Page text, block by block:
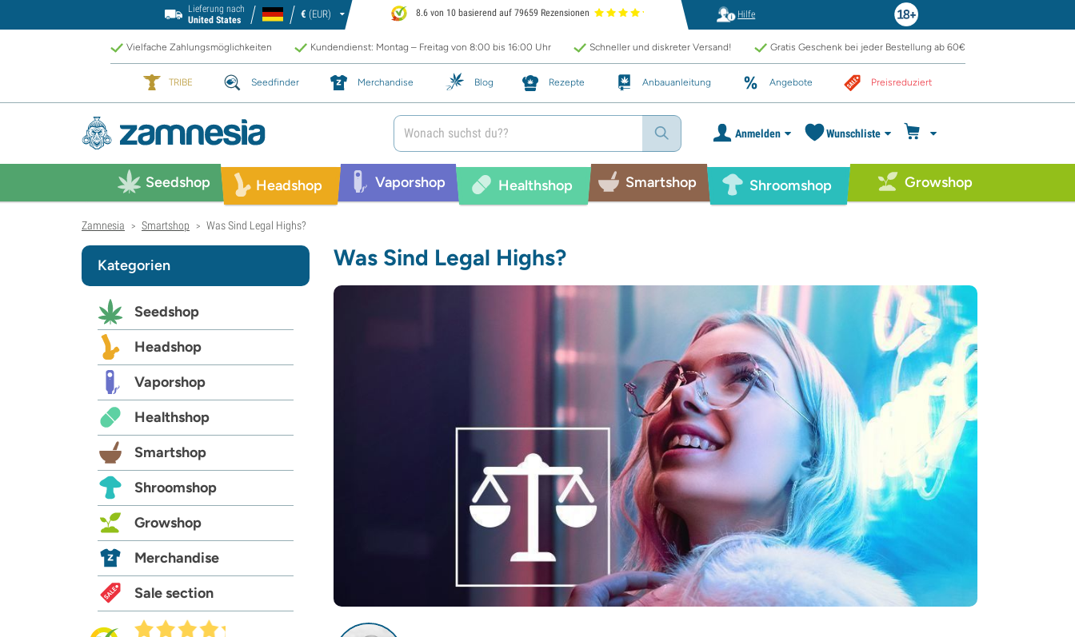
Lieferung nach
United States
€ (EUR) 8.6 von 10 basierend auf 79659 Rezensionen Hilfe
Vielfache Zahlungsmöglichkeiten Kundendienst: Montag – Freitag von 8:00 bis 16:00 Uhr Schneller und diskreter Versand! Gratis Geschenk bei jeder Bestellung ab 60€
TRIBE Seedfinder Merchandise Blog Rezepte Anbauanleitung Angebote Preisreduziert
Anmelden Wunschliste
Seedshop Headshop Vaporshop Healthshop Smartshop Shroomshop Growshop
Zamnesia > Smartshop > Was Sind Legal Highs?
Was Sind Legal Highs?
Kategorien
Seedshop
Headshop
Vaporshop
Healthshop
Smartshop
Shroomshop
Growshop
Merchandise
Sale section